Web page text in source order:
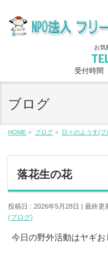
お気
受付時
ブログ
HOME » ブログ » 日々のようす(ブ
落花生の花
投稿日 : 2026年5月28日 最終更
(ブログ)
今日の野外活動はヤギ